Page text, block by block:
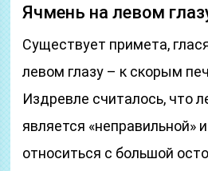
Ячмень на левом
Существует примета,
левом глазу – к скорым
Издревле считалось, что
является «неправильной»
относиться с большой